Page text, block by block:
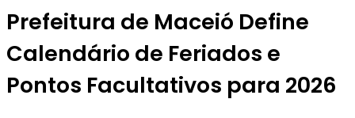
Prefeitura de Maceió Define
Calendário de Feriados e
Pontos Facultativos para 2026